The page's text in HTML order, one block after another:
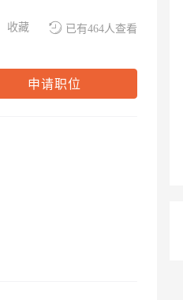
已有464人查看
收藏
申请职位